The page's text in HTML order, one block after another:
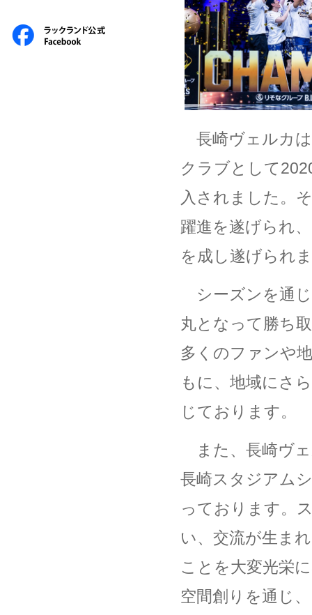
長崎ヴェルカ
クラブとして
入されました。
躍進を遂げられ
を成し遂げられ
シーズンを通じ
丸となって勝ち
多くのファンや
もに、地域にさ
じております。
また、長崎ヴ
長崎スタジアム
っております。
い、交流が生ま
ことを大変光栄
空間創りを通じ